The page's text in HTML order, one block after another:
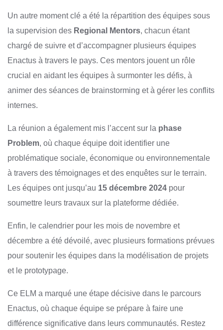
Un autre moment clé a été la répartition des équipes sous
la supervision des Regional Mentors, chacun étant
chargé de suivre et d’accompagner plusieurs équipes
Enactus à travers le pays. Ces mentors jouent un rôle
crucial en aidant les équipes à surmonter les défis, à
animer des séances de brainstorming et à gérer les conflits
internes.
La réunion a également mis l’accent sur la phase
Problem, où chaque équipe doit identifier une
problématique sociale, économique ou environnementale
à travers des témoignages et des enquêtes sur le terrain.
Les équipes ont jusqu’au 15 décembre 2024 pour
soumettre leurs travaux sur la plateforme dédiée.
Enfin, le calendrier pour les mois de novembre et
décembre a été dévoilé, avec plusieurs formations prévues
pour soutenir les équipes dans la modélisation de projets
et le prototypage.
Ce ELM a marqué une étape décisive dans le parcours
Enactus, où chaque équipe se prépare à faire une
différence significative dans leurs communautés. Restez